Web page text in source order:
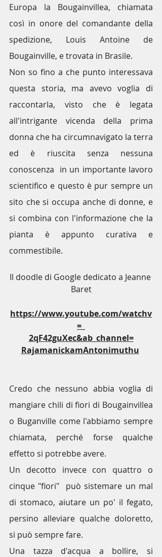
Europa la Bougainvillea, chiamata
così in onore del comandante della
spedizione, Louis Antoine de
Bougainville, e trovata in Brasile.
Non so fino a che punto interessava
questa storia, ma avevo voglia di
raccontarla, visto che è legata
all'intrigante vicenda della prima
donna che ha circumnavigato la terra
ed è riuscita senza nessuna
conoscenza  in un importante lavoro
scientifico e questo è pur sempre un
sito che si occupa anche di donne, e
si combina con l'informazione che la
pianta è appunto curativa e
commestibile.
Il doodle di Google dedicato a Jeanne
Baret
https://www.youtube.com/watchv
=_
2qF42guXec&ab_channel=
RajamanickamAntonimuthu
Credo che nessuno abbia voglia di
mangiare chili di fiori di Bougainvillea
o Buganville come l'abbiamo sempre
chiamata, perché forse qualche
effetto si potrebbe avere.
Un decotto invece con quattro o
cinque "fiori"  può sistemare un mal
di stomaco, aiutare un po' il fegato,
persino alleviare qualche doloretto,
si può sempre fare.
Una tazza d'acqua a bollire, si